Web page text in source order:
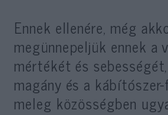
Ennek ellenére, még
megünnepeljük ennek a
mértékét és
magány és a
meleg közösségben